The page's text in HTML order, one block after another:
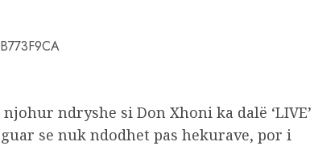
ndryshe si Don Xhoni ka dalë ‘LIVE’
se nuk ndodhet pas hekurave, por i